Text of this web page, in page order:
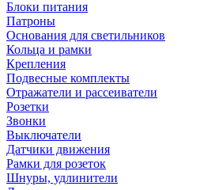
Блоки питания
Патроны
Основания для светильников
Кольца и рамки
Крепления
Подвесные комплекты
Отражатели и рассеиватели
Розетки
Звонки
Выключатели
Датчики движения
Рамки для розеток
Шнуры, удлинители